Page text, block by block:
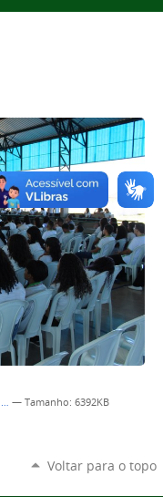
— Tamanho: 6392KB
Voltar para o topo